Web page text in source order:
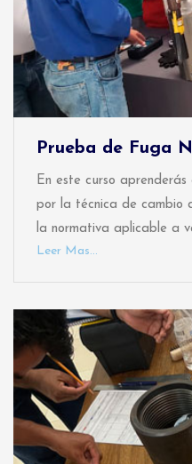
Prueba de Fuga
En este curso
por la técnica de cambio
la normativa aplicable a
Leer Mas...